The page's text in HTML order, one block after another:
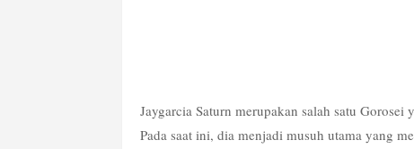
Jaygarcia Saturn merupakan salah satu
Pada saat ini, dia menjadi musuh utama yang